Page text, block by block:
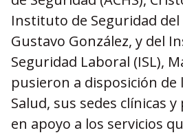
Instituto de Seguridad del
Gustavo González, y del
Seguridad Laboral (ISL),
pusieron a disposición de
Salud, sus sedes clínicas
en apoyo a los servicios